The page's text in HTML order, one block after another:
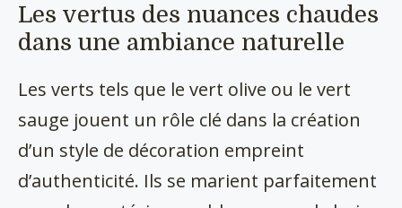
Les vertus des nuances chaudes
dans une ambiance naturelle
Les verts tels que le vert olive ou le vert
sauge jouent un rôle clé dans la création
d’un style de décoration empreint
d’authenticité. Ils se marient parfaitement